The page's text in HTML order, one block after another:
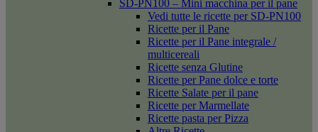
SD-PN100 – Mini macchina per il pane
Vedi tutte le ricette per SD-PN100
Ricette per il Pane
Ricette per il Pane integrale /
multicereali
Ricette senza Glutine
Ricette per Pane dolce e torte
Ricette Salate per il pane
Ricette per Marmellate
Ricette pasta per Pizza